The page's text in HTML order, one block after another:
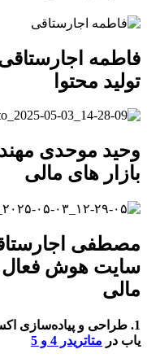
فاطمه
تولید محتوا
وحید موحدی
بازار های مالی
مصطفی
سایت هوش فعال
مالی
1. طراحی و پیاده‌سازی
یاب در متاتریدر 4 و 5